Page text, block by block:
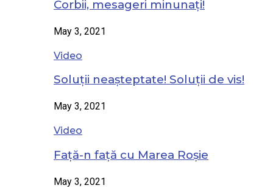
Corbii, mesageri minunați!
May 3, 2021
Video
Soluții neașteptate! Soluții de vis!
May 3, 2021
Video
Față-n față cu Marea Roșie
May 3, 2021